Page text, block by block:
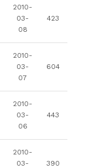
2010-
03-
08
423
2010-
03-
07
604
2010-
03-
06
443
2010-
03-
390